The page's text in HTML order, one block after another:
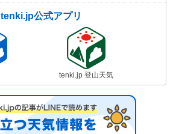
tenki.jp公式アプリ
tenki.jp 登山天気